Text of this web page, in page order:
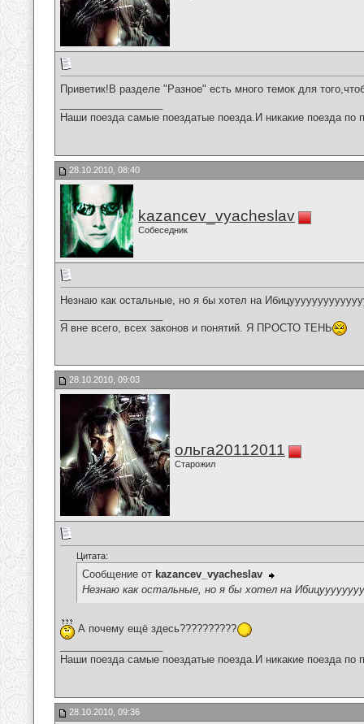
Приветик!В разделе "Разное" есть много темок для
Наши поезда самые поездатые поезда.И никакие поезда по
28.10.2010, 08:40
kazancev_vyacheslav
Собеседник
Незнаю как остальные, но я бы хотел на
Я вне всего, всех законов и понятий. Я ПРОСТО ТЕНЬ
28.10.2010, 09:03
ольга20112011
Старожил
Цитата:
Сообщение от kazancev_vyacheslav
Незнаю как остальные, но я бы хотел на
А почему ещё здесь??????????
Наши поезда самые поездатые поезда.И никакие поезда по
28.10.2010, 09:36